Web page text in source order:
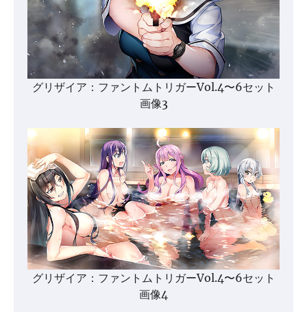
グリザイア：ファントムトリガーVol.4〜6セット
画像3
グリザイア：ファントムトリガーVol.4〜6セット
画像4